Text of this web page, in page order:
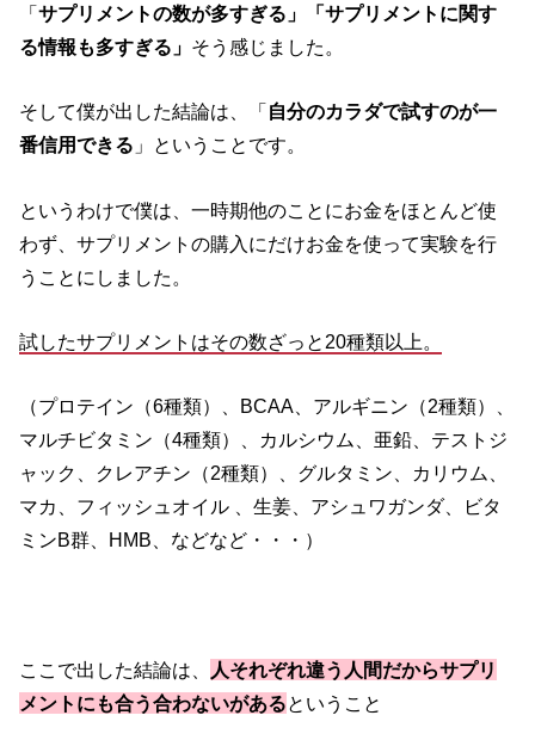
「サプリメントの数が多すぎる」
「サプリメントに関す
る情報も多すぎる」 そう感じました。
そして僕が出した結論は、「自分のカラダで試すのが一
番信用できる 」ということです。
というわけで僕は、一時期他のことにお金をほとんど使
わず、サプリメントの購入にだけお金を使って実験を行
うことにしました。
試したサプリメントはその数ざっと20種類以上。
（プロテイン（6種類）、BCAA、アルギニン（2種類）、
マルチビタミン（4種類）、カルシウム、亜鉛、テストジ
ャック、クレアチン（2種類）、グルタミン、カリウム、
マカ、フィッシュオイル 、生姜、アシュワガンダ、ビタ
ミンB群、HMB、などなど・・・）
ここで出した結論は、
人それぞれ違う人間だからサプリ
メントにも合う合わないがあるということ